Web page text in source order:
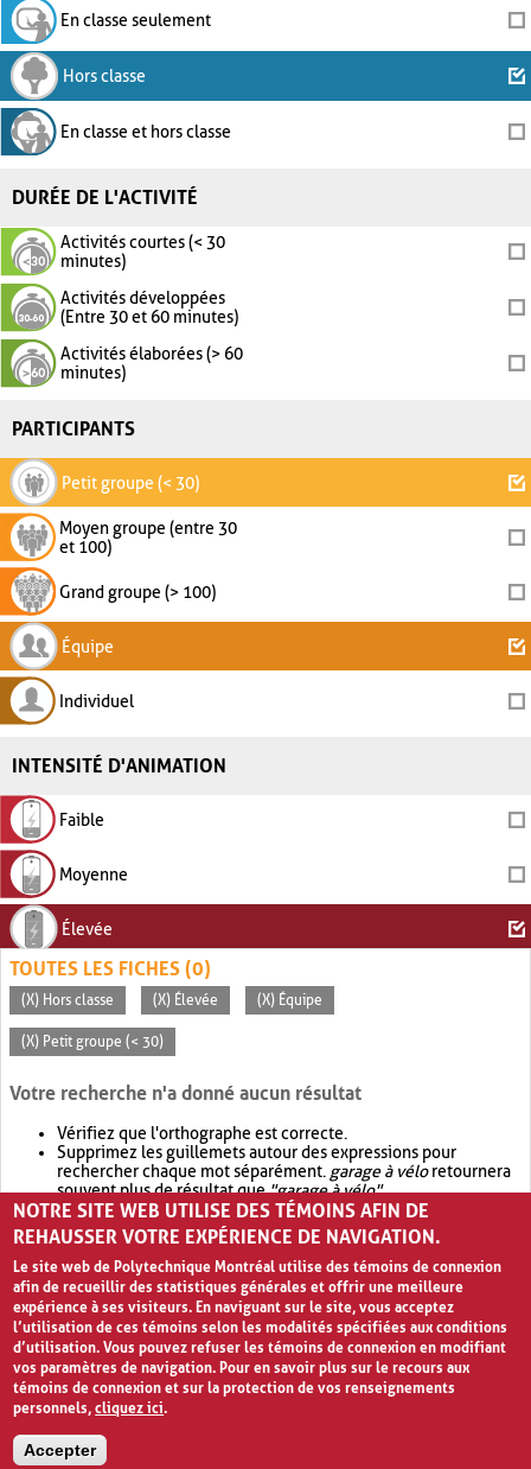
En classe seulement
Hors classe
En classe et hors classe
DURÉE DE L'ACTIVITÉ
Activités courtes (< 30
minutes)
Activités développées
(Entre 30 et 60 minutes)
Activités élaborées (> 60
minutes)
PARTICIPANTS
Petit groupe (< 30)
Moyen groupe (entre 30
et 100)
Grand groupe (> 100)
Équipe
Individuel
INTENSITÉ D'ANIMATION
Faible
Moyenne
Élevée
TOUTES LES FICHES (0)
(X) Hors classe (X) Élevée (X) Équipe
(X) Petit groupe (< 30)
Votre recherche n'a donné aucun résultat
Vérifiez que l'orthographe est correcte.
Supprimez les guillemets autour des expressions pour
rechercher chaque mot séparément. garage à véloretournera
souvent plus de résultat que"garage à vélo".
Envisagez d'élargir votre recherche avec OR.garage OR vélo
retournera souvent plus de résultat quegarage à vélo
NOTRE SITE WEB UTILISE DES TÉMOINS AFIN DE
REHAUSSER VOTRE EXPÉRIENCE DE NAVIGATION.
Le site web de Polytechnique Montréal utilise des témoins de connexion
afin de recueillir des statistiques générales et offrir une meilleure
expérience à ses visiteurs. En naviguant sur le site, vous acceptez
l’utilisation de ces témoins selon les modalités spécifiées aux conditions
d’utilisation. Vous pouvez refuser les témoins de connexion en modifiant
vos paramètres de navigation. Pour en savoir plus sur le recours aux
témoins de connexion et sur la protection de vos renseignements
personnels,cliquez ici.
Accepter